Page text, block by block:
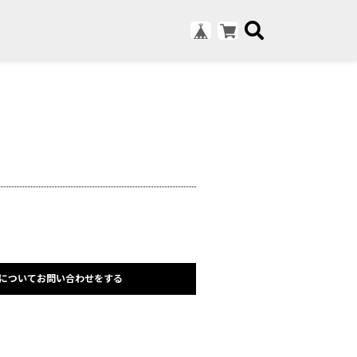
ついてお問い合わせをする